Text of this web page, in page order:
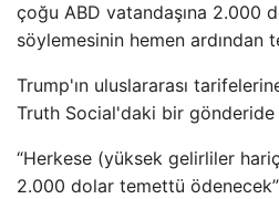
çoğu ABD vatandaşına 2.000
söylemesinin hemen ardından
Trump'ın uluslararası
Truth Social'daki bir gönderide
“Herkese (yüksek gelirliler
2.000 dolar temettü ödenecek”